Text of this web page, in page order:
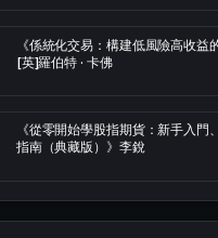
《係統化交易：構建低風險高收益
[英]羅伯特 · 卡佛
《從零開始學股指期貨：新手入門
指南（典藏版）》李銳